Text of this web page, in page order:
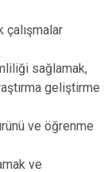
çalışmalar
sağlamak,
geliştirme
ve öğrenme
ve